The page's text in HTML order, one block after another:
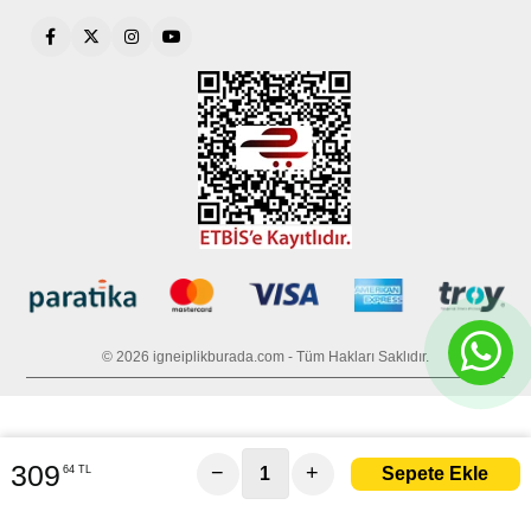
© 2026 igneiplikburada.com - Tüm Hakları Saklıdır.
309 64 TL − +